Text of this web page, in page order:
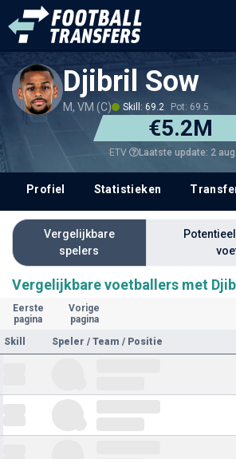
Djibril Sow
M, VM (C) Skill: 69.2 Pot: 69.5
€5.2M
ETV Laatste update: 2
Profiel Statistieken
Vergelijkbare
spelers
Vergelijkbare voetballers met
Eerste
pagina
Vorige
pagina
Skill
Speler / Team / Positie